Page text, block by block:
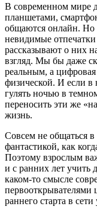
В современном мире
планшетами,
общаются онлайн. Но
невидимые
рассказывают о них
взгляд. Мы бы даже
реальным, а
физической. И если
гулять ночью в
переносить эти же
жизнь.
Совсем не общаться
фантастикой, как
Поэтому взрослым
и с ранних лет учить
каком-то смысле
первооткрывателями
раннего старта в